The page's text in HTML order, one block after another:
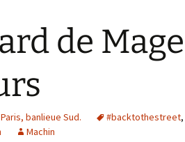
de
Paris, banlieue Sud. #backtothestreet,
Machin